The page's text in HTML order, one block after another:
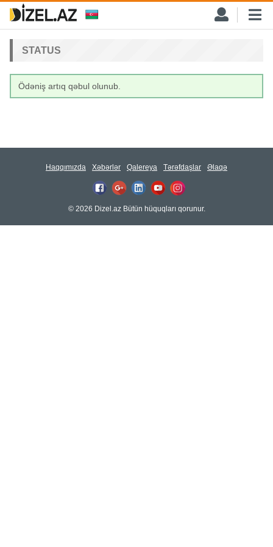
STATUS
Ödəniş artıq qəbul olunub.
Haqqımızda Xəbərlər Qalereya Tərəfdaşlar Əlaqə
© 2026 Dizel.az Bütün hüquqları qorunur.